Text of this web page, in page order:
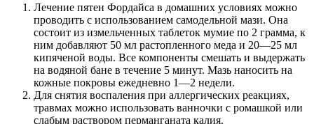
Лечение пятен Фордайса в домашних условиях можно
проводить с использованием самодельной мази. Она
состоит из измельченных таблеток мумие по 2 грамма, к
ним добавляют 50 мл растопленного меда и 20—25 мл
кипяченой воды. Все компоненты смешать и выдержать
на водяной бане в течение 5 минут. Мазь наносить на
кожные покровы ежедневно 1—2 недели.
Для снятия воспаления при аллергических реакциях,
травмах можно использовать ванночки с ромашкой или
слабым раствором перманганата калия.